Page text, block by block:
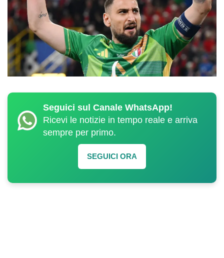
Seguici sul Canale WhatsApp!
Ricevi le notizie in tempo reale e arriva
sempre per primo.
SEGUICI ORA